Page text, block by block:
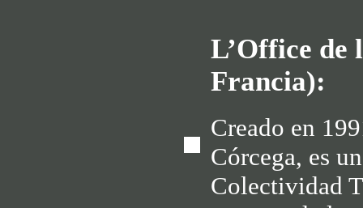
L’Office de
Francia):
Creado en
Córcega, es
Colectividad